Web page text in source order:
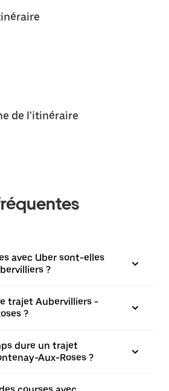
de l'itinéraire
avec Uber sont-elles
?
trajet Aubervilliers -
?
dure un trajet
Aux-Roses ?